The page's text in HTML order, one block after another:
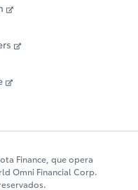
Finance, que opera
Omni Financial Corp.